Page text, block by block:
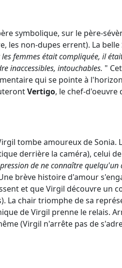
symbolique, sur le père-
les non-dupes errent). La
les femmes était compliquée, il
inaccessibles, intouchables. "
qui se pointe à
Vertigo, le chef-d'oeuvre
tombe amoureux de
derrière la caméra), celui
de ne connaître
brève histoire d'amour
et que Virgil découvre un
La chair triomphe de sa
de Virgil prenne le relais.
(Virgil n'arrête pas de